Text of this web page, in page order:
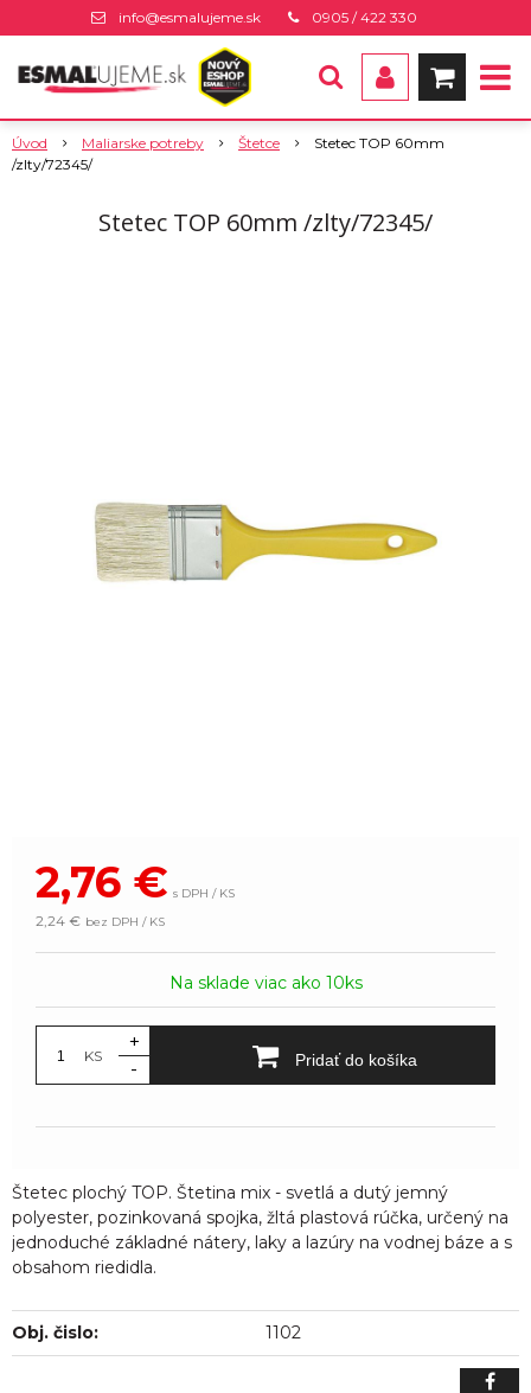
info@esmalujeme.sk 0905 / 422 330
Úvod Maliarske potreby Štetce
Stetec TOP 60mm
/zlty/72345/
Stetec TOP 60mm /zlty/72345/
2,76 € s DPH / KS
2,24 € bez DPH / KS
Na sklade viac ako 10ks
KS
+
-
Pridať do košíka
Štetec plochý TOP. Štetina mix - svetlá a dutý jemný
polyester, pozinkovaná spojka, žltá plastová rúčka, určený na
jednoduché základné nátery, laky a lazúry na vodnej báze a s
obsahom riedidla.
Obj. čislo: 1102